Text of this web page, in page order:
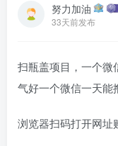
努力加油
33天前发布
扫瓶盖项目，一个微
气好一个微信一天能
浏览器扫码打开网址